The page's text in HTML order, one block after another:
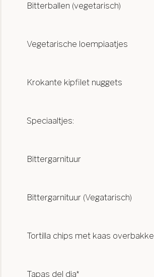
Bitterballen (vegetarisch)
Vegetarische loempiaatjes
Krokante kipfilet nuggets
Speciaaltjes:
Bittergarnituur
Bittergarnituur (Vegatarisch)
Tortilla chips met kaas
Tapas del dia*